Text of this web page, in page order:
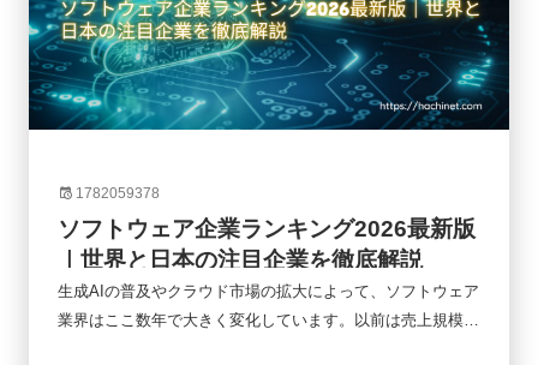
1782059378
ソフトウェア企業ランキング2026最新版
｜世界と日本の注目企業を徹底解説
生成AIの普及やクラウド市場の拡大によって、ソフトウェア
業界はここ数年で大きく変化しています。以前は売上規模だ